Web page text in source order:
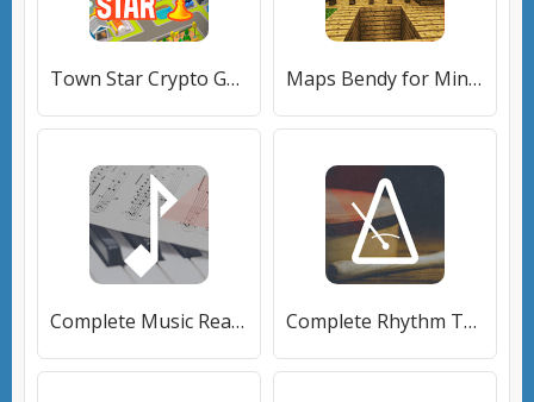
Town Star Crypto Game Guide [Без рекламы] Maps Bendy for Minecraft [Premium]
Complete Music Reading Trainer [Много денег] Complete Rhythm Trainer [Много монет]